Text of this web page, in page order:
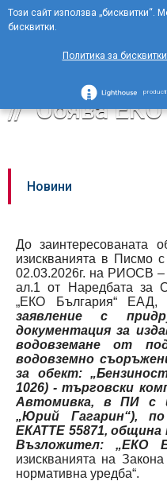
MENU
Обява ЕКО
Новини
До заинтересованата
изискванията в
02.03.2026г. на РИОСВ –
ал.1 от Наредбата за
„ЕКО България“
заявление с
документация за
водовземане от
водовземно
за обект:
1026) - търговски
Автомивка, в ПИ с
„Юрий Гагарин“),
ЕКАТТЕ 55871, община
Възложител: „ЕКО
изискванията на
нормативна уредба“.
Този сайт използва „бисквитки“.
бисквитки.
Политика за